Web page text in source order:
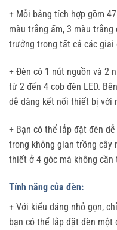
+ Mỗi bảng tích hợp gồm
màu trắng ấm, 3 màu
trưởng trong tất cả các giai
+ Đèn có 1 nút nguồn và 2
từ 2 đến 4 cob đèn LED.
dễ dàng kết nối thiết bị với
+ Bạn có thể lắp đặt đèn
trong không gian trồng cây
thiết ở 4 góc mà không cần
Tính năng của đèn:
+ Với kiểu dáng nhỏ gọn,
bạn có thể lắp đặt đèn một